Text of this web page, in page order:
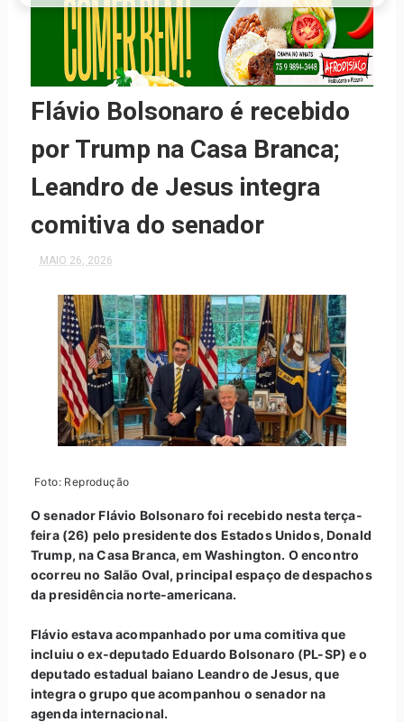
Flávio Bolsonaro é recebido
por Trump na Casa Branca;
Leandro de Jesus integra
comitiva do senador
MAIO 26, 2026
Foto: Reprodução
O senador Flávio Bolsonaro foi recebido nesta terça-
feira (26) pelo presidente dos Estados Unidos, Donald
Trump, na Casa Branca, em Washington. O encontro
ocorreu no Salão Oval, principal espaço de despachos
da presidência norte-americana.
Flávio estava acompanhado por uma comitiva que
incluiu o ex-deputado Eduardo Bolsonaro (PL-SP) e o
deputado estadual baiano Leandro de Jesus, que
integra o grupo que acompanhou o senador na
agenda internacional.